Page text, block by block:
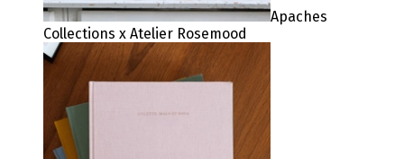
Apaches
Collections x Atelier Rosemood